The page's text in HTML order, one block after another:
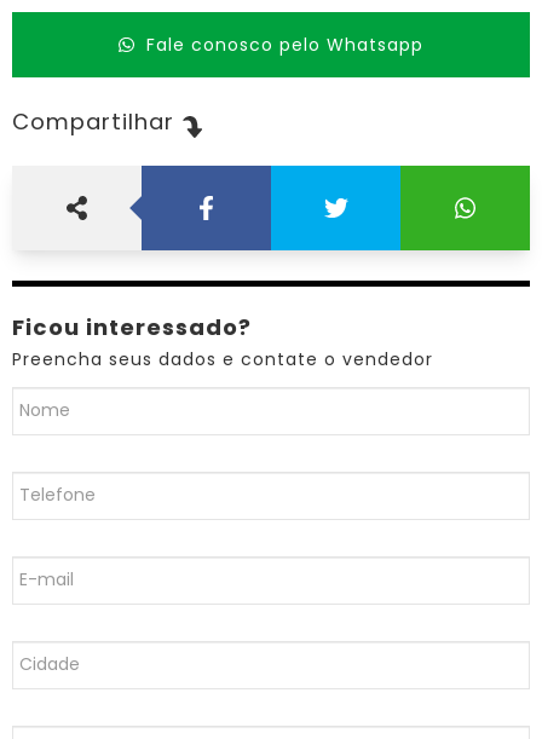
Fale conosco pelo Whatsapp
Compartilhar
Ficou interessado?
Preencha seus dados e contate o vendedor